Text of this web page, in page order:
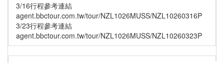
3/16行程參考連結
agent.bbctour.com.tw/tour/NZL1026MUSS/NZL10260316P
3/23行程參考連結
agent.bbctour.com.tw/tour/NZL1026MUSS/NZL10260323P